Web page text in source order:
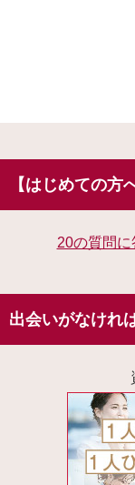
【はじめての方
20の質問
出会いがなけれ